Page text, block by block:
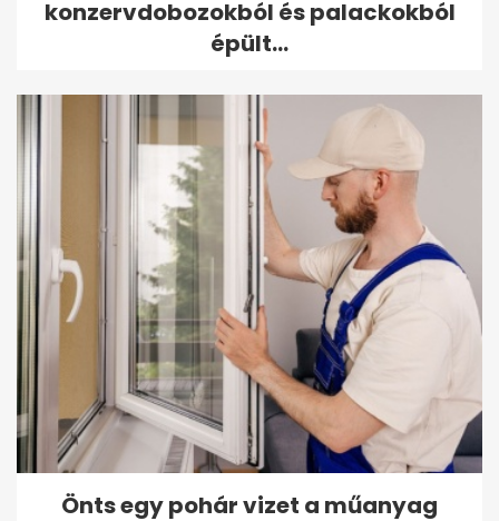
konzervdobozokból és palackokból
épült...
Önts egy pohár vizet a műanyag